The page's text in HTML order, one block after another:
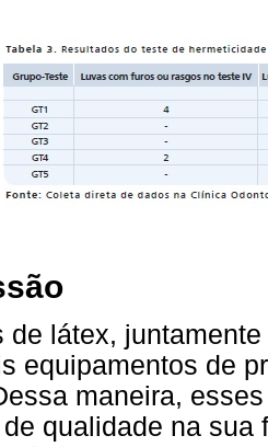
de látex,
equipamentos de
maneira,
qualidade na sua